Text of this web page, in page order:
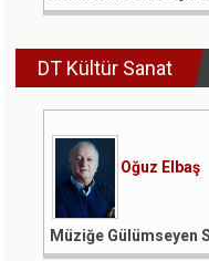
DT Kültür Sanat
Oğuz Elbaş
Müziğe Gülümseyen